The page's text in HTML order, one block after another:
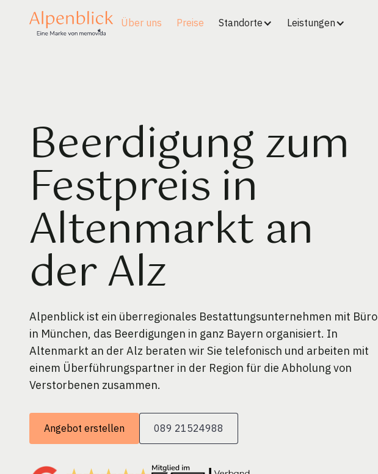
Über uns Preise Standorte Leistungen
Beerdigung zum
Festpreis in
Altenmarkt an
der Alz
Alpenblick ist ein überregionales Bestattungsunternehmen mit Büro
in München, das Beerdigungen in ganz Bayern organisiert. In
Altenmarkt an der Alz beraten wir Sie telefonisch und arbeiten mit
einem Überführungspartner in der Region für die Abholung von
Verstorbenen zusammen.
Angebot erstellen 089 21524988